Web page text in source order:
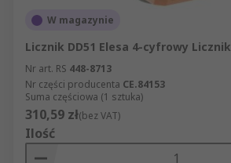
W magazynie
Licznik DD51 Elesa 4-cyfrowy Licznik
Nr art. RS 448-8713
Nr części producenta CE.84153
Suma częściowa (1 sztuka)
310,59 zł(bez VAT)
Ilość